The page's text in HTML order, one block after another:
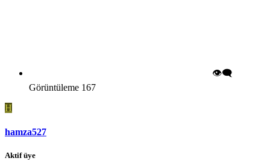
👁️‍🗨️
Görüntüleme 167
H
hamza527
Aktif üye